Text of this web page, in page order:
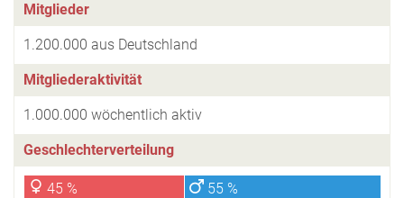
Mitglieder
1.200.000 aus Deutschland
Mitgliederaktivität
1.000.000 wöchentlich aktiv
Geschlechterverteilung
45 % 55 %